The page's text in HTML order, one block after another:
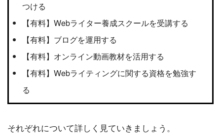
つける
【有料】Webライター養成スクールを受講する
【有料】ブログを運用する
【有料】オンライン動画教材を活用する
【有料】Webライティングに関する資格を勉強す
る
それぞれについて詳しく見ていきましょう。